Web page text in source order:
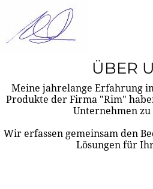
ÜBER
Meine jahrelange Erfahrung
Produkte der Firma "Rim"
Unternehmen
Wir erfassen gemeinsam den
Lösungen für